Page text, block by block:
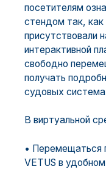
посетителям
стендом так, как
присутствовали
интерактивной
свободно
получать
судовых
В виртуальной
• Перемещаться
VETUS в